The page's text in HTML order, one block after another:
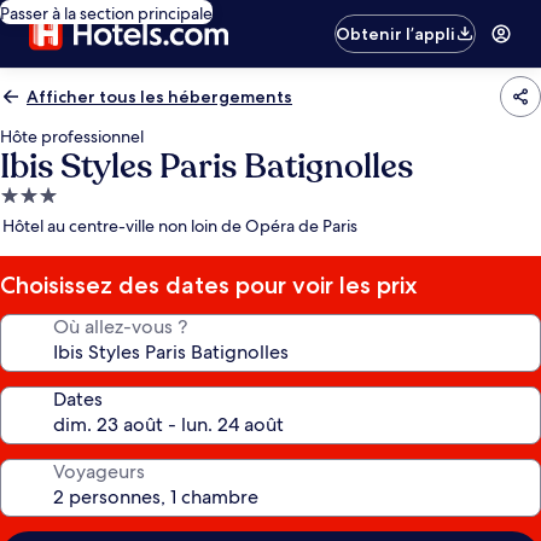
Passer à la section principale
Obtenir l’appli
Afficher tous les hébergements
Hôte professionnel
Ibis Styles Paris Batignolles
Hébergement
3.0 étoiles
Hôtel au centre-ville non loin de Opéra de Paris
Choisissez des dates pour voir les prix
Où allez-vous ?
Dates
Voyageurs